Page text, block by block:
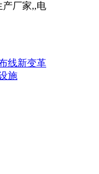
产厂家,,电
线新变革​
施​